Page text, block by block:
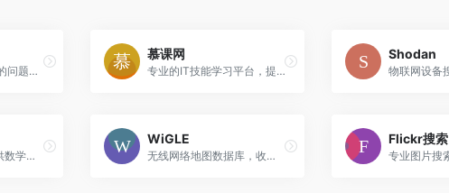
Atlassian旗下专业的问题跟踪和项目管理软件，敏捷开发首选工具
慕课网
专业的IT技能学习平台，提供编程和技术开发课程
Shodan
计算知识引擎，提供数学计算、数据分析和知识查询服务
WiGLE
无线网络地图数据库，收集和映射全球WiFi热点位置信息
Flickr搜索